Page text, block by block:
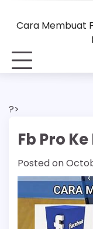
Cara Membuat
?>
Fb Pro
Posted on